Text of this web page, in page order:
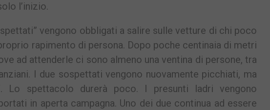
l’inizio.
vengono obbligati a salire sulle vetture di chi poco
rapimento di persona. Dopo poche centinaia di metri
ad attenderle ci sono almeno una ventina di persone, tra
I due sospettati vengono nuovamente picchiati, ma
Lo spettacolo durerà poco. I presunti ladri vengono
in aperta campagna. Uno dei due continua ad essere